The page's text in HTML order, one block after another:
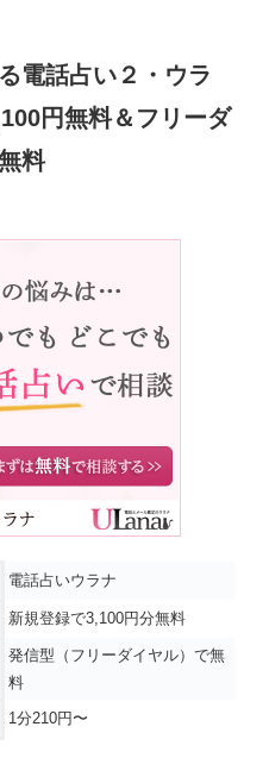
電話占い２・ウラ
円無料＆フリーダ
料
電話占いウラナ
新規登録で3,100円分無料
発信型（フリーダイヤル）で無
料
1分210円〜